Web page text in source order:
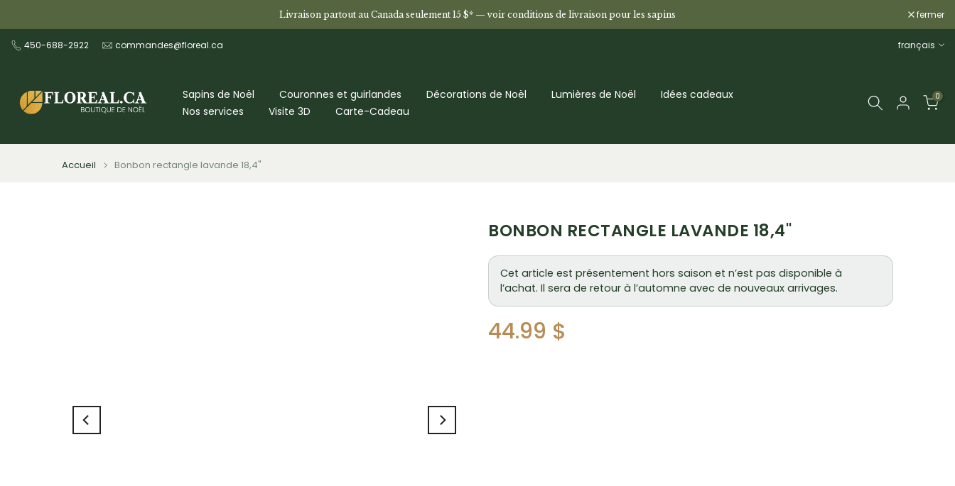
au
contenu
Livraison partout au Canada seulement 15 $* —voir conditions de livraison pour les sapins fermer
450-688-2922 commandes@floreal.ca français
Sapins de Noël Couronnes et guirlandes Décorations de Noël Lumières de Noël
Idées cadeaux
Nos services
Visite 3D Carte-Cadeau
0
Accueil Bonbon rectangle lavande 18,4"
BONBON RECTANGLE LAVANDE 18,4"
Cet article est présentement hors saison et n’est pas disponible à
l’achat. Il sera de retour à l’automne avec de nouveaux arrivages.
44.99 $